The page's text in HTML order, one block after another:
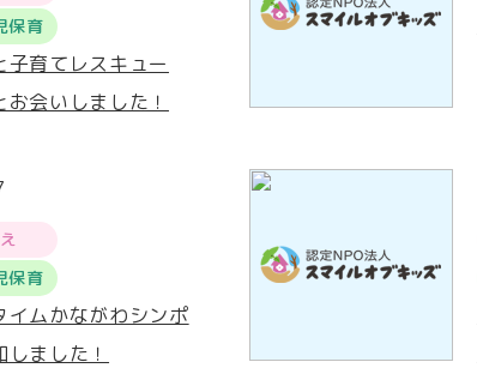
保育
子育てレスキュー
会いしました！
保育
イムかながわシンポ
ました！